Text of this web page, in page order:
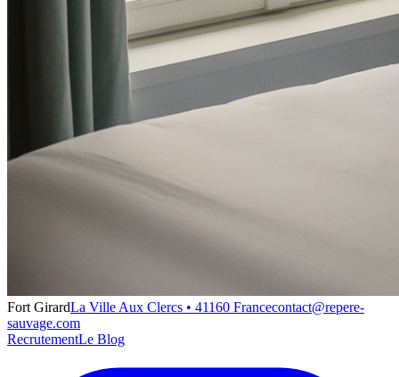
Fort GirardLa Ville Aux Clercs • 41160 Francecontact@repere-
sauvage.com
RecrutementLe Blog